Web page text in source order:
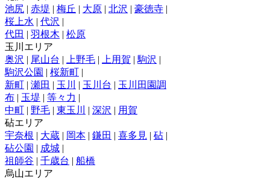
池尻 | 赤堤 | 梅丘 | 大原 | 北沢 | 豪徳寺 |
桜上水 | 代沢 |
代田 | 羽根木 | 松原
玉川エリア
奥沢 | 尾山台 | 上野毛 | 上用賀 | 駒沢 |
駒沢公園 | 桜新町 |
新町 | 瀬田 | 玉川 | 玉川台 | 玉川田園調
布 | 玉堤 | 等々力 |
中町 | 野毛 | 東玉川 | 深沢 | 用賀
砧エリア
宇奈根 | 大蔵 | 岡本 | 鎌田 | 喜多見 | 砧 |
砧公園 | 成城 |
祖師谷 | 千歳台 | 船橋
烏山エリア